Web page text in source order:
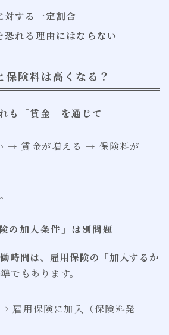
対する一定割合
恐れる理由にはならない
険料は高くなる？
も「賃金」を通じて
→ 賃金が増える → 保険料が
の加入条件」は別問題
時間は、雇用保険の「加入するか
でもあります。
雇用保険に加入（保険料発